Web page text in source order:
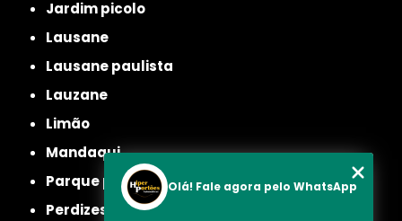
jardim picolo
lausane
lausane paulista
lauzane
limão
mandaqui
parque peruche
perdizes
Olá! Fale agora pelo WhatsApp